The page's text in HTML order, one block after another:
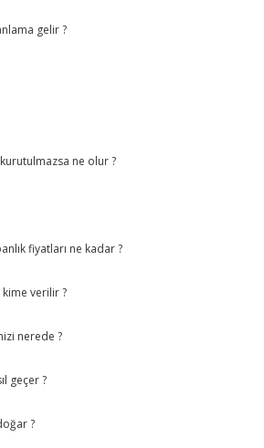
gelir ?
ne olur ?
fiyatları ne kadar ?
verilir ?
nerede ?
geçer ?
?